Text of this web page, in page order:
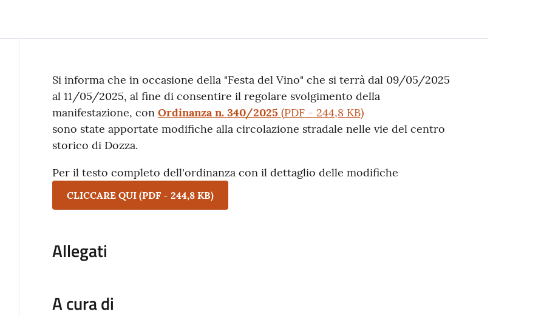
Contenuto
Si informa che in occasione della "Festa del Vino" che si terrà dal 09/05/2025
al 11/05/2025, al fine di consentire il regolare svolgimento della
manifestazione, con Ordinanza n. 340/2025 (PDF- 244,8 KB)
sono state apportate modifiche alla circolazione stradale nelle vie del centro
storico di Dozza.
Per il testo completo dell'ordinanza con il dettaglio delle modifiche
CLICCARE QUI(PDF- 244,8 KB)
Allegati
A cura di